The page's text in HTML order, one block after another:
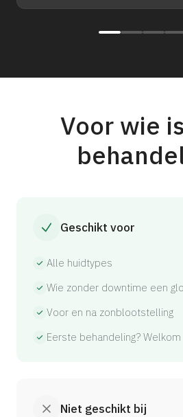
Voor wie
Geschikt voor
Alle huidtypes
Wie zonder downtime een
Voor en na zonblootstelling
Eerste behandeling? Welkom
Niet geschikt bij